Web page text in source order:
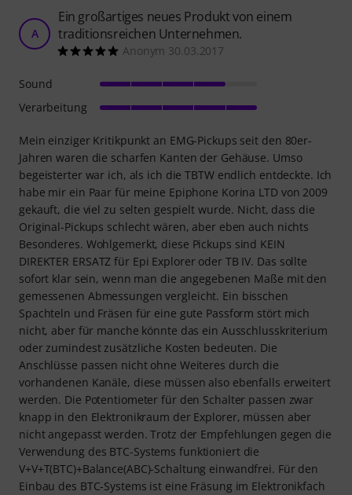
A
Ein großartiges neues Produkt von einem
traditionsreichen Unternehmen.
Anonym 30.03.2017
Mein einziger Kritikpunkt an EMG-Pickups seit den 80er-
Jahren waren die scharfen Kanten der Gehäuse. Umso
begeisterter war ich, als ich die TBTW endlich entdeckte. Ich
habe mir ein Paar für meine Epiphone Korina LTD von 2009
gekauft, die viel zu selten gespielt wurde. Nicht, dass die
Original-Pickups schlecht wären, aber eben auch nichts
Besonderes. Wohlgemerkt, diese Pickups sind KEIN
DIREKTER ERSATZ für Epi Explorer oder TB IV. Das sollte
sofort klar sein, wenn man die angegebenen Maße mit den
gemessenen Abmessungen vergleicht. Ein bisschen
Spachteln und Fräsen für eine gute Passform stört mich
nicht, aber für manche könnte das ein Ausschlusskriterium
oder zumindest zusätzliche Kosten bedeuten. Die
Anschlüsse passen nicht ohne Weiteres durch die
vorhandenen Kanäle, diese müssen also ebenfalls erweitert
werden. Die Potentiometer für den Schalter passen zwar
knapp in den Elektronikraum der Explorer, müssen aber
nicht angepasst werden. Trotz der Empfehlungen gegen die
Verwendung des BTC-Systems funktioniert die
V+V+T(BTC)+Balance(ABC)-Schaltung einwandfrei. Für den
Einbau des BTC-Systems ist eine Fräsung im Elektronikfach
Sound
Verarbeitung